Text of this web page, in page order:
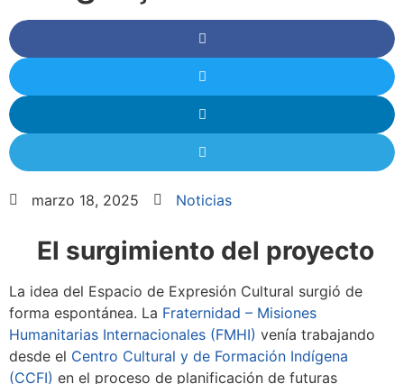
marzo 18, 2025 Noticias
El surgimiento del proyecto
La idea del Espacio de Expresión Cultural surgió de
forma espontánea. La Fraternidad – Misiones
Humanitarias Internacionales (FMHI) venía trabajando
desde el Centro Cultural y de Formación Indígena
(CCFI) en el proceso de planificación de futuras